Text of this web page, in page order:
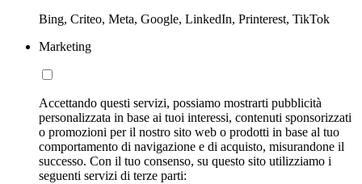
Bing, Criteo, Meta, Google, LinkedIn, Printerest, TikTok
Marketing
Accettando questi servizi, possiamo mostrarti pubblicità
personalizzata in base ai tuoi interessi, contenuti sponsorizzati
o promozioni per il nostro sito web o prodotti in base al tuo
comportamento di navigazione e di acquisto, misurandone il
successo. Con il tuo consenso, su questo sito utilizziamo i
seguenti servizi di terze parti: